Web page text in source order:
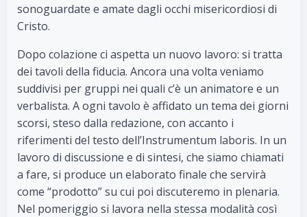
sonoguardate e amate dagli occhi misericordiosi di
Cristo.
Dopo colazione ci aspetta un nuovo lavoro: si tratta
dei tavoli della fiducia. Ancora una volta veniamo
suddivisi per gruppi nei quali c’è un animatore e un
verbalista. A ogni tavolo è affidato un tema dei giorni
scorsi, steso dalla redazione, con accanto i
riferimenti del testo dell’Instrumentum laboris. In un
lavoro di discussione e di sintesi, che siamo chiamati
a fare, si produce un elaborato finale che servirà
come “prodotto” su cui poi discuteremo in plenaria.
Nel pomeriggio si lavora nella stessa modalità così